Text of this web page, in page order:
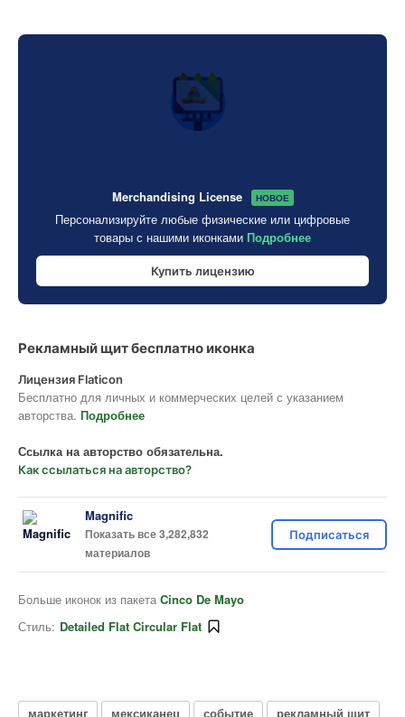
Merchandising License НОВОЕ
Персонализируйте любые физические или цифровые
товары с нашими иконками Подробнее
Купить лицензию
Рекламный щит бесплатно иконка
Лицензия Flaticon
Бесплатно для личных и коммерческих целей с указанием
авторства. Подробнее
Ссылка на авторство обязательна.
Как ссылаться на авторство?
Magnific
Показать все 3,282,832
материалов
Подписаться
Больше иконок из пакета Cinco De Mayo
Стиль: Detailed Flat Circular Flat
маркетинг мексиканец событие
рекламный щит